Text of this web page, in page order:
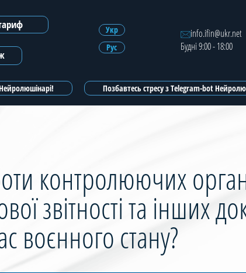
Укр
Рус
info.ifin@ukr.net
Будні 9:00 - 18:00
Позбавтесь стресу з Telegram-bot
з ЕЦП
контролюючих
звітності та інших
воєнного стану?